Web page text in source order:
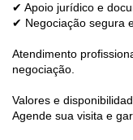
✔ Apoio jurídico e
✔ Negociação segura
Atendimento
negociação.
Valores e
Agende sua visita e